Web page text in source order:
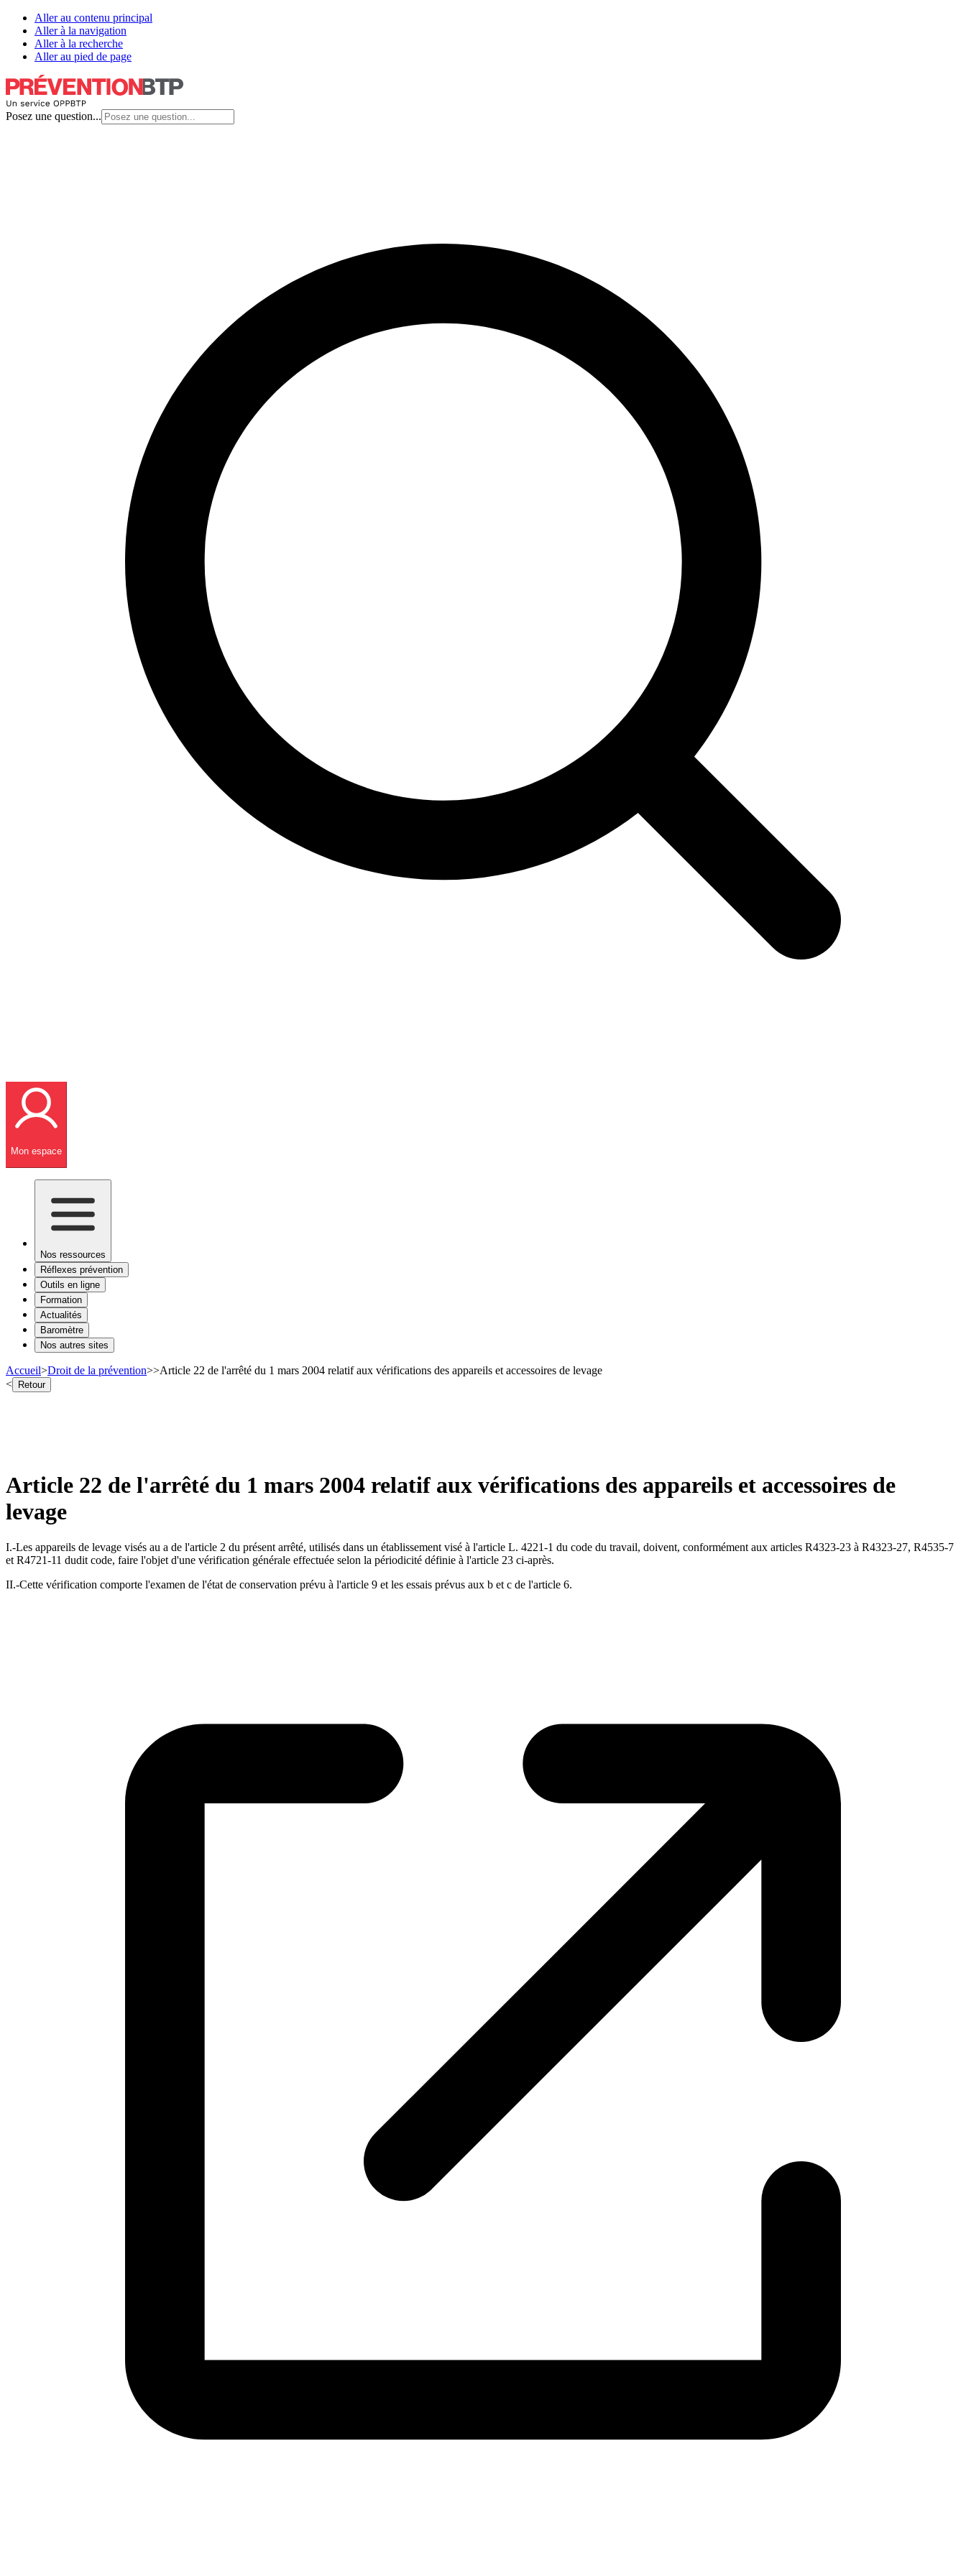
Aller au contenu principal
Aller à la navigation
Aller à la recherche
Aller au pied de page
Posez une question...
Mon espace
Nos ressources
Réflexes prévention
Outils en ligne
Formation
Actualités
Baromètre
Nos autres sites
Accueil>Droit de la prévention>>Article 22 de l'arrêté du 1 mars 2004 relatif aux vérifications des appareils et accessoires de levage
< Retour
Article 22 de l'arrêté du 1 mars 2004 relatif aux vérifications des appareils et accessoires de
levage
I.-Les appareils de levage visés au a de l'article 2 du présent arrêté, utilisés dans un établissement visé à l'article L. 4221-1 du code du travail, doivent, conformément aux articles R4323-23 à R4323-27, R4535-7
et R4721-11 dudit code, faire l'objet d'une vérification générale effectuée selon la périodicité définie à l'article 23 ci-après.
II.-Cette vérification comporte l'examen de l'état de conservation prévu à l'article 9 et les essais prévus aux b et c de l'article 6.